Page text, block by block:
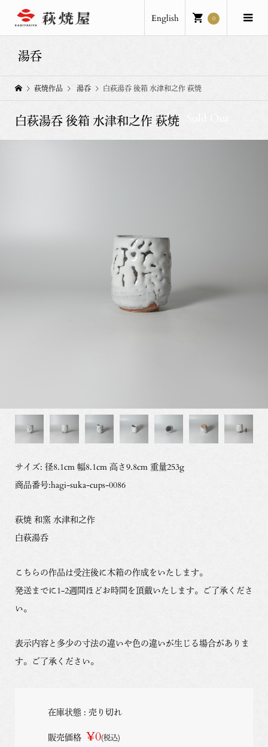
English 0
湯呑
萩焼作品 湯呑 白萩湯呑 後箱 水津和之作 萩焼
白萩湯呑 後箱 水津和之作 萩焼
サイズ: 径8.1cm 幅8.1cm 高さ9.8cm 重量253g
商品番号:hagi-suka-cups-0086
萩焼 和窯 水津和之作
白萩湯呑
こちらの作品は受注後に木箱の作成をいたします。
発送までに1-2週間ほどお時間を頂戴いたします。ご了承くださ
い。
表示内容と多少の寸法の違いや色の違いが生じる場合がありま
す。ご了承ください。
在庫状態 : 売り切れ
販売価格 ¥0(税込)